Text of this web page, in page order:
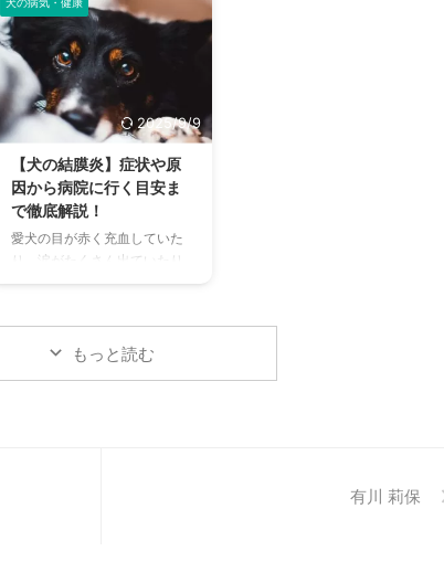
しやすい便利な施設まで、魅
力的なドッグランがたくさん
あります。 しかし、「初めて
ドッグランに行くから不安」
「どの施設が愛犬に合ってい
るかわからない」という方も
多いのではないでしょうか。
この記事では、大阪府内にあ
る人気のドッグランを厳選
し、料金、広さ、利用条件、
設備など、気になる情報を網
2025/9/9
【犬の結膜炎】症状や原
因から病院に行く目安ま
で徹底解説！
愛犬の目が赤く充血していた
り、涙がたくさん出ていたり
すると、心配になりますよ
「結膜炎」かもしれません。
結膜炎は犬によく見られる目
もっと読む
有川 莉保